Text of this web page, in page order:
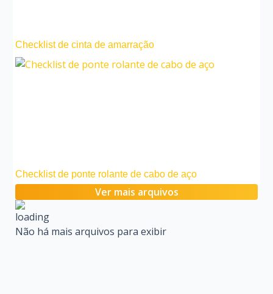
Checklist de cinta de amarração
Checklist de ponte rolante de cabo de aço
Ver mais arquivos
Não há mais arquivos para exibir